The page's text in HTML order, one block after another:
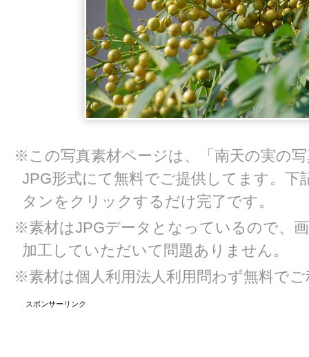
※この写真素材ページは、「南天の実の
JPG形式にて無料でご提供してます。下
タンをクリックするだけ完了です。
※素材はJPGデータとなっているので、
加工していただいて問題ありません。
※素材は個人利用法人利用問わず無料で
スポンサーリンク